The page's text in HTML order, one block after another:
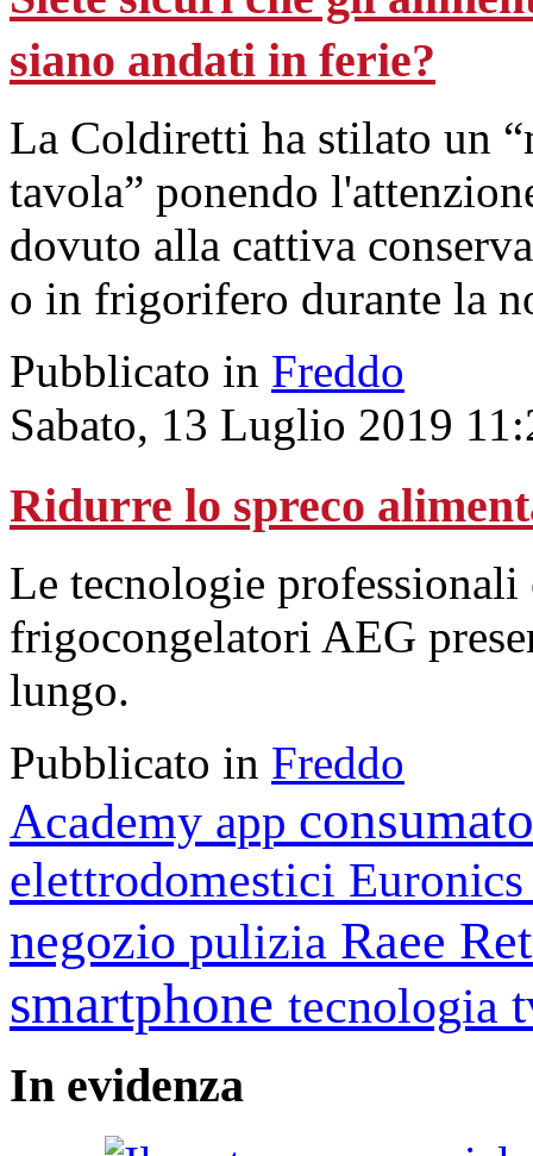
siano andati in ferie?
La Coldiretti ha stilato un
tavola” ponendo
dovuto alla cattiva
o in frigorifero durante la
Pubblicato in Freddo
Sabato, 13 Luglio 2019
Ridurre lo spreco
Le tecnologie
frigocongelatori AEG
lungo.
Pubblicato in Freddo
Academy app
elettrodomestici
negozio pulizia Raee
smartphone tecnologia
In evidenza